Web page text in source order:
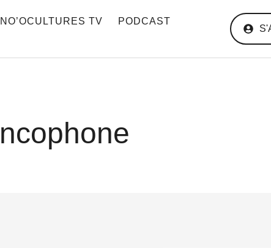
NO’OCULTURES TV
PODCAST